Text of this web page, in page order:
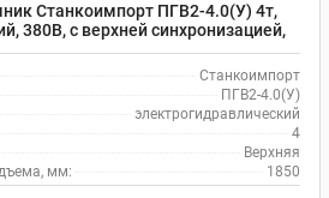
Станкоимпорт ПГВ2-4.0(У) 4т,
380В, с верхней синхронизацией,
Станкоимпорт
ПГВ2-4.0(У)
электрогидравлический
4
Верхняя
мм:
1850